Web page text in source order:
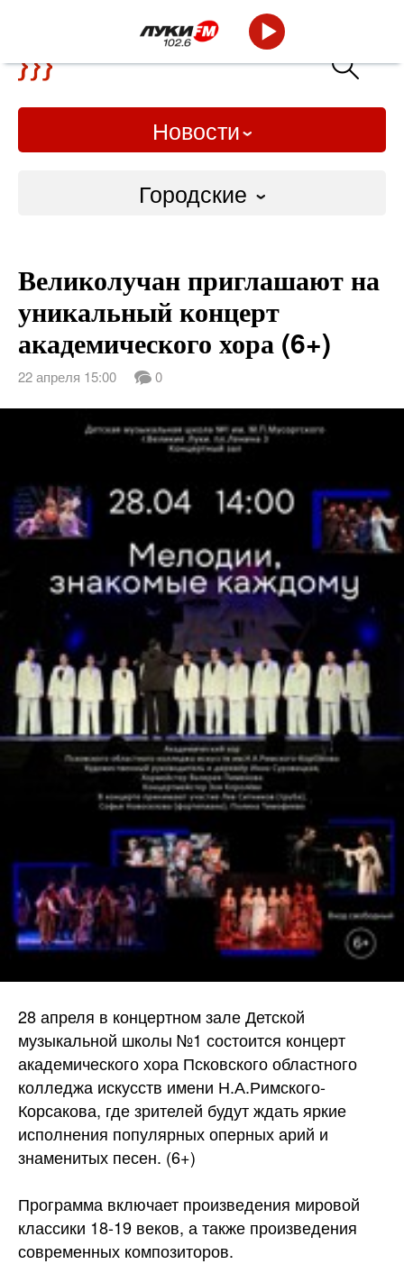
Новости
Городские
Слово Дело
Народные
Великолучан приглашают на
уникальный концерт
академического хора (6+)
22 апреля 15:00 0
28 апреля в концертном зале Детской
музыкальной школы №1 состоится концерт
академического хора Псковского областного
колледжа искусств имени Н.А.Римского-
Корсакова, где зрителей будут ждать яркие
исполнения популярных оперных арий и
знаменитых песен. (6+)
Программа включает произведения мировой
классики 18-19 веков, а также произведения
современных композиторов.